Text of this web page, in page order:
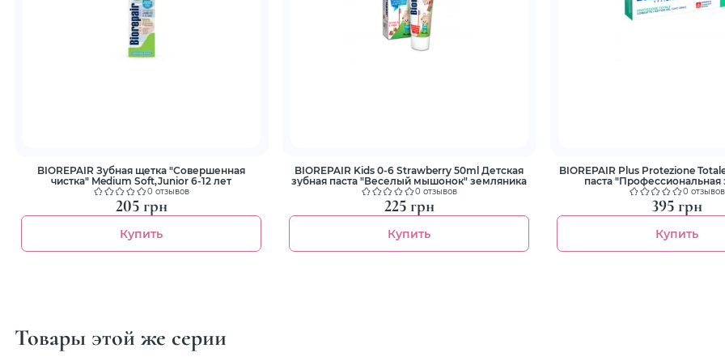
BIOREPAIR Зубная щетка "Совершенная
чистка" Medium Soft,Junior 6-12 лет
0 отзывов
205 грн
Купить
BIOREPAIR Kids 0-6 Strawberry 50ml Детская
зубная паста "Веселый мышонок" земляника
0 отзывов
225 грн
Купить
BIOREPAIR Plus Protezione
паста "Профессиональная
восстановление"
0 отзывов
395 грн
Купить
Товары этой же серии